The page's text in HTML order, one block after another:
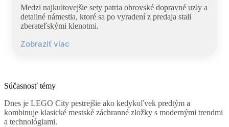
Medzi najkultovejšie sety patria obrovské dopravné uzly a
detailné námestia, ktoré sa po vyradení z predaja stali
zberateľskými klenotmi.⁠
Zobraziť viac
Súčasnosť témy
Dnes je LEGO City pestrejšie ako kedykoľvek predtým a
kombinuje klasické mestské záchranné zložky s modernými trendmi
a technológiami.⁠